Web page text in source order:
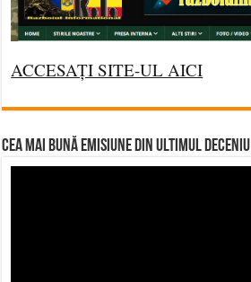
ACCESAȚI SITE-UL AICI
CEA MAI BUNĂ EMISIUNE DIN ULTIMUL DECENIU